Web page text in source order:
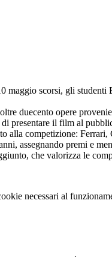
maggio scorsi, gli
duecento opere
il film al
alla competizione:
assegnando premi e
che valorizza le
necessari al